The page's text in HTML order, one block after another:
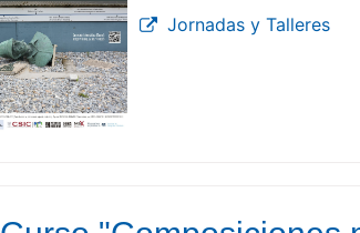
Jornadas y Talleres